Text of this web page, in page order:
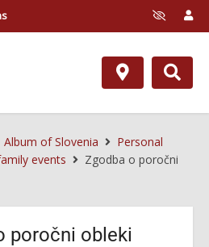
Album of Slovenia
Personal
events
Zgodba o poročni
poročni obleki